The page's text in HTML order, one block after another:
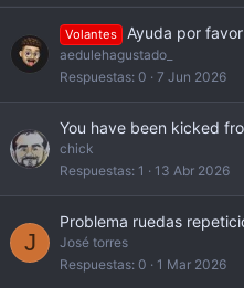
Volantes Ayuda por
aedulehagustado_
Respuestas 0 7 Jun 2026
You have been kicked
chick
Respuestas 1 13 Abr 2026
J
Problema ruedas
José torres
Respuestas 0 1 Mar 2026